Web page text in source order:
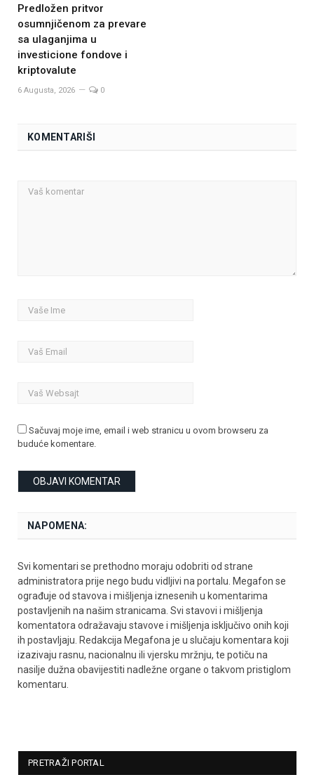
Predložen pritvor
osumnjičenom za prevare
sa ulaganjima u
investicione fondove i
kriptovalute
6 Augusta, 2026 0
KOMENTARIŠI
Sačuvaj moje ime, email i web stranicu u ovom browseru za
buduće komentare.
NAPOMENA:
Svi komentari se prethodno moraju odobriti od strane
administratora prije nego budu vidljivi na portalu. Megafon se
ograđuje od stavova i mišljenja iznesenih u komentarima
postavljenih na našim stranicama. Svi stavovi i mišljenja
komentatora odražavaju stavove i mišljenja isključivo onih koji
ih postavljaju. Redakcija Megafona je u slučaju komentara koji
izazivaju rasnu, nacionalnu ili vjersku mržnju, te potiču na
nasilje dužna obavijestiti nadležne organe o takvom pristiglom
komentaru.
PRETRAŽI PORTAL